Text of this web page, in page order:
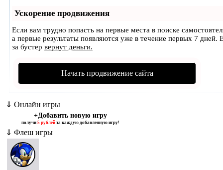
Ускорение продвижения
Если вам трудно попасть на первые места в поиске
а первые результаты появляются уже в течение первых 7
за бустер вернут деньги.
Начать продвижение сайта
⇓ Онлайн игры
+Добавить новую игру
получи 5 рублейза каждую добавленную игру!
⇓ Флеш игры